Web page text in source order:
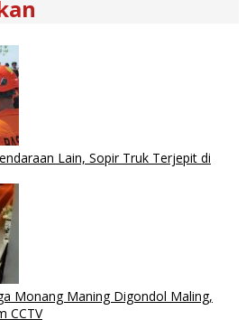
Lain, Sopir Truk Terjepit di
Monang Maning Digondol Maling,
CCTV